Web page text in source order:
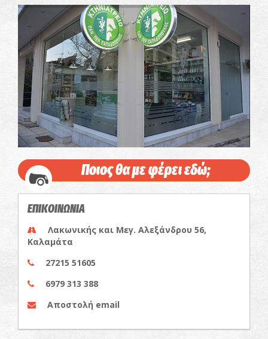
Ποιος θα με φέρει εδώ;
ΕΠΙΚΟΙΝΩΝΙΑ
Λακωνικής και Μεγ. Αλεξάνδρου 56,
Καλαμάτα
27215 51605
6979 313 388
Αποστολή email